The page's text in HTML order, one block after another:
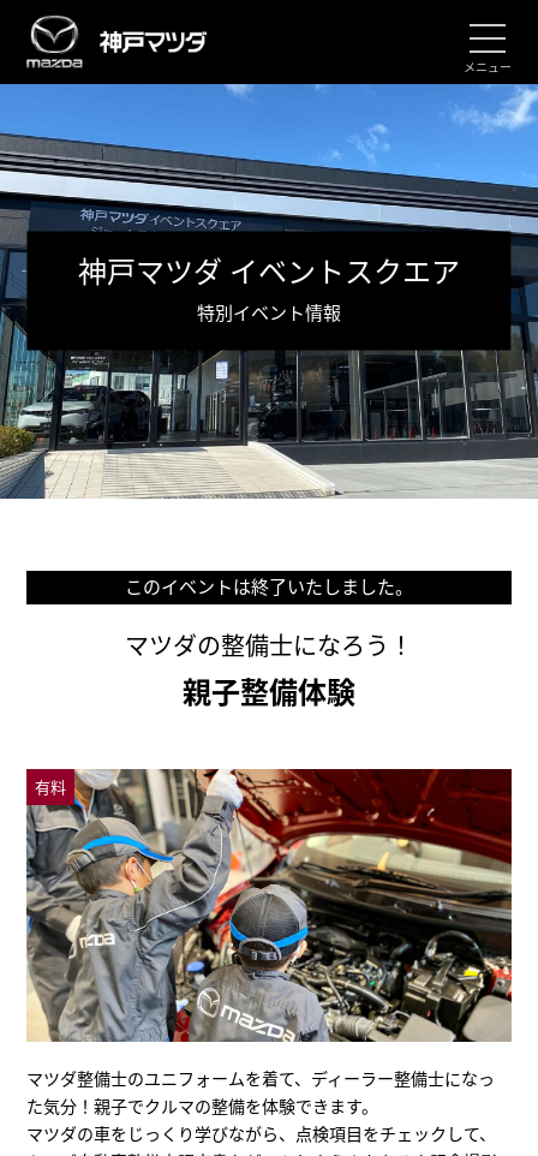
メニュー
神戸マツダ イベントスクエア
特別イベント情報
このイベントは終了いたしました。
マツダの整備士になろう！
親子整備体験
有料
マツダ整備士のユニフォームを着て、ディーラー整備士になっ
た気分！親子でクルマの整備を体験できます。
マツダの車をじっくり学びながら、点検項目をチェックして、